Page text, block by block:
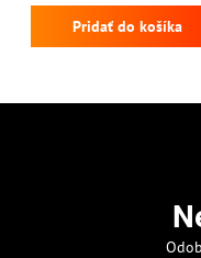
Pridať do košíka